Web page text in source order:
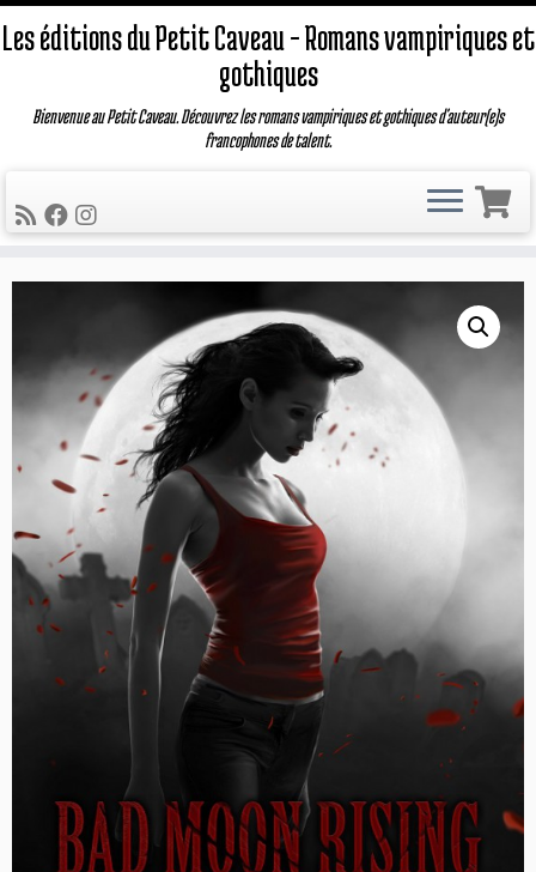
Passer
contenu
Les éditions du Petit Caveau – Romans vampiriques et
gothiques
Bienvenue au Petit Caveau. Découvrez les romans vampiriques et gothiques d'auteur(e)s
francophones de talent.